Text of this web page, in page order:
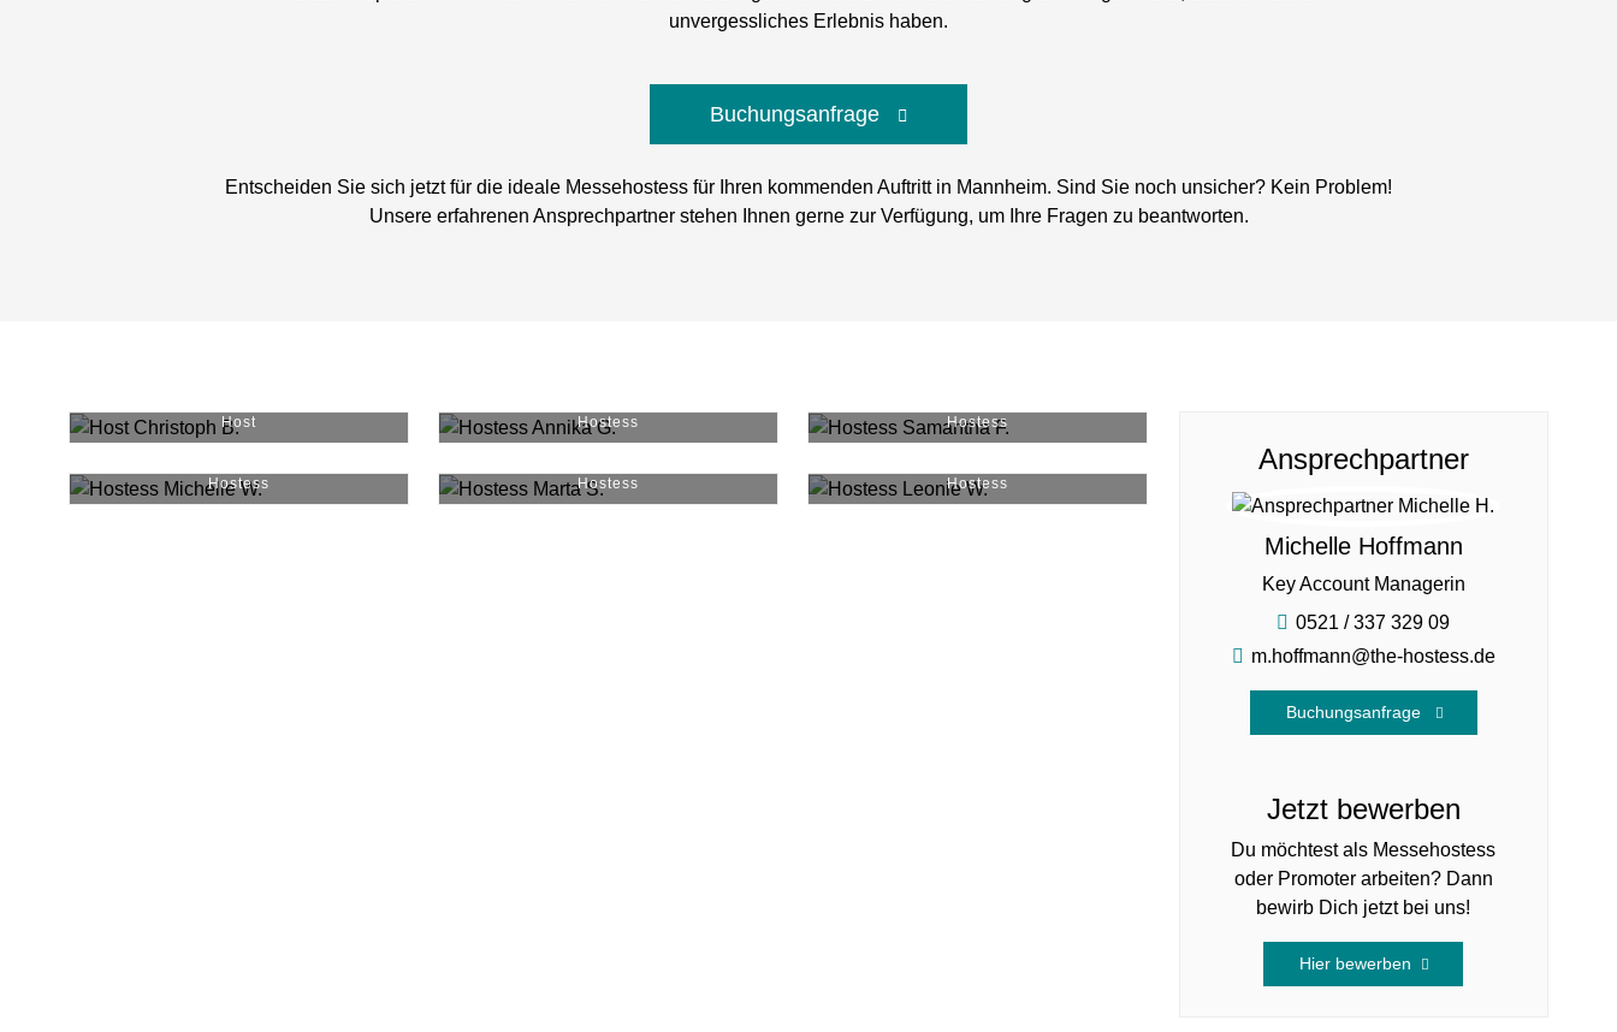
unvergessliches Erlebnis haben.
Buchungsanfrage
Entscheiden Sie sich jetzt für die ideale Messehostess für Ihren kommenden Auftritt in Mannheim. Sind Sie noch unsicher? Kein Problem!
Unsere erfahrenen Ansprechpartner stehen Ihnen gerne zur Verfügung, um Ihre Fragen zu beantworten.
Host Hostess Hostess
Hostess Hostess Hostess
Ansprechpartner
Michelle Hoffmann
Key Account Managerin
0521 / 337 329 09
m.hoffmann@the-hostess.de
Buchungsanfrage
Jetzt bewerben
Du möchtest als Messehostess
oder Promoter arbeiten? Dann
bewirb Dich jetzt bei uns!
Hier bewerben